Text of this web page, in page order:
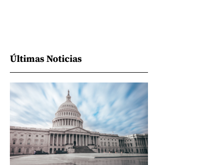
Últimas Noticias